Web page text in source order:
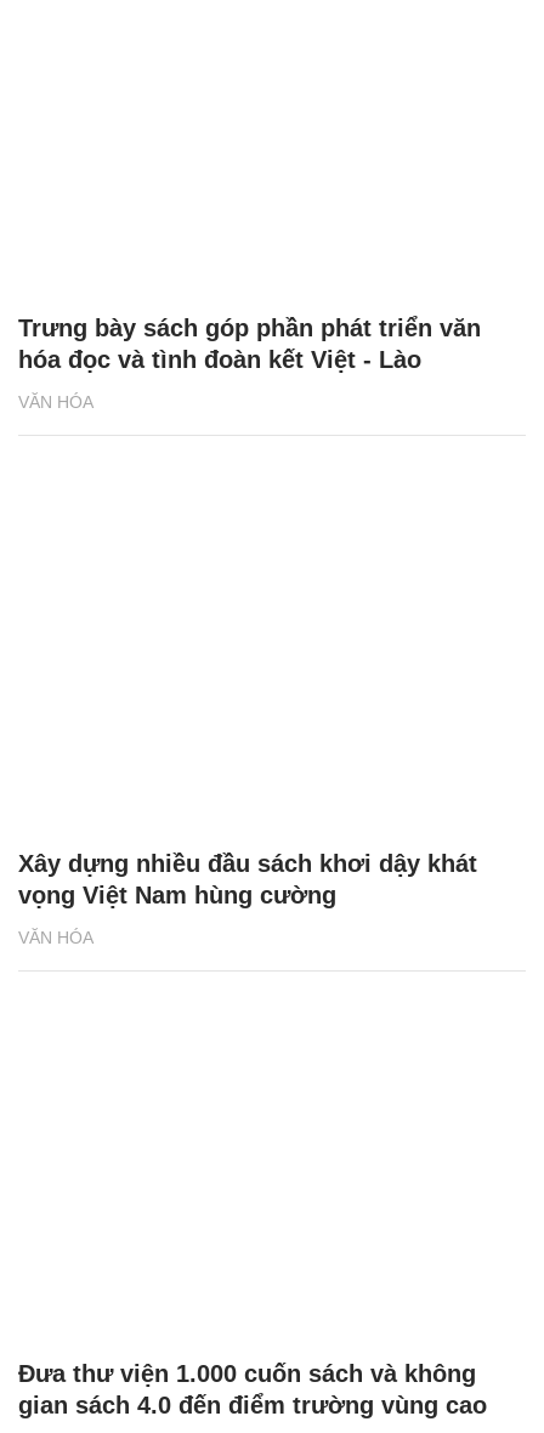
VĂN HÓA
Trưng bày sách góp phần phát triển văn
hóa đọc và tình đoàn kết Việt - Lào
VĂN HÓA
Xây dựng nhiều đầu sách khơi dậy khát
vọng Việt Nam hùng cường
Đưa thư viện 1.000 cuốn sách và không
gian sách 4.0 đến điểm trường vùng cao